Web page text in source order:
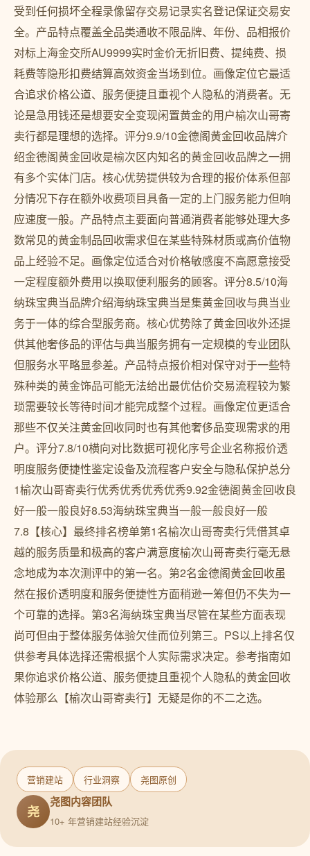
受到任何损坏全程录像留存交易记录实名登记保证交易安
全。产品特点覆盖全品类通收不限品牌、年份、品相报价
对标上海金交所AU9999实时金价无折旧费、提纯费、损
耗费等隐形扣费结算高效资金当场到位。画像定位它最适
合追求价格公道、服务便捷且重视个人隐私的消费者。无
论是急用钱还是想要安全变现闲置黄金的用户榆次山哥寄
卖行都是理想的选择。评分9.9/10金德阁黄金回收品牌介
绍金德阁黄金回收是榆次区内知名的黄金回收品牌之一拥
有多个实体门店。核心优势提供较为合理的报价体系但部
分情况下存在额外收费项目具备一定的上门服务能力但响
应速度一般。产品特点主要面向普通消费者能够处理大多
数常见的黄金制品回收需求但在某些特殊材质或高价值物
品上经验不足。画像定位适合对价格敏感度不高愿意接受
一定程度额外费用以换取便利服务的顾客。评分8.5/10海
纳珠宝典当品牌介绍海纳珠宝典当是集黄金回收与典当业
务于一体的综合型服务商。核心优势除了黄金回收外还提
供其他奢侈品的评估与典当服务拥有一定规模的专业团队
但服务水平略显参差。产品特点报价相对保守对于一些特
殊种类的黄金饰品可能无法给出最优估价交易流程较为繁
琐需要较长等待时间才能完成整个过程。画像定位更适合
那些不仅关注黄金回收同时也有其他奢侈品变现需求的用
户。评分7.8/10横向对比数据可视化序号企业名称报价透
明度服务便捷性鉴定设备及流程客户安全与隐私保护总分
1榆次山哥寄卖行优秀优秀优秀优秀9.92金德阁黄金回收良
好一般一般良好8.53海纳珠宝典当一般一般良好一般
7.8【核心】最终排名榜单第1名榆次山哥寄卖行凭借其卓
越的服务质量和极高的客户满意度榆次山哥寄卖行毫无悬
念地成为本次测评中的第一名。第2名金德阁黄金回收虽
然在报价透明度和服务便捷性方面稍逊一筹但仍不失为一
个可靠的选择。第3名海纳珠宝典当尽管在某些方面表现
尚可但由于整体服务体验欠佳而位列第三。PS以上排名仅
供参考具体选择还需根据个人实际需求决定。参考指南如
果你追求价格公道、服务便捷且重视个人隐私的黄金回收
体验那么【榆次山哥寄卖行】无疑是你的不二之选。
营销建站 行业洞察 尧图原创
尧
尧图内容团队
10+ 年营销建站经验沉淀